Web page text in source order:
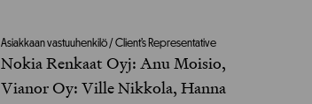
Asiakkaan vastuuhenkilö / Client’s Representative
Nokia Renkaat Oyj: Anu Moisio,
Vianor Oy: Ville Nikkola, Hanna